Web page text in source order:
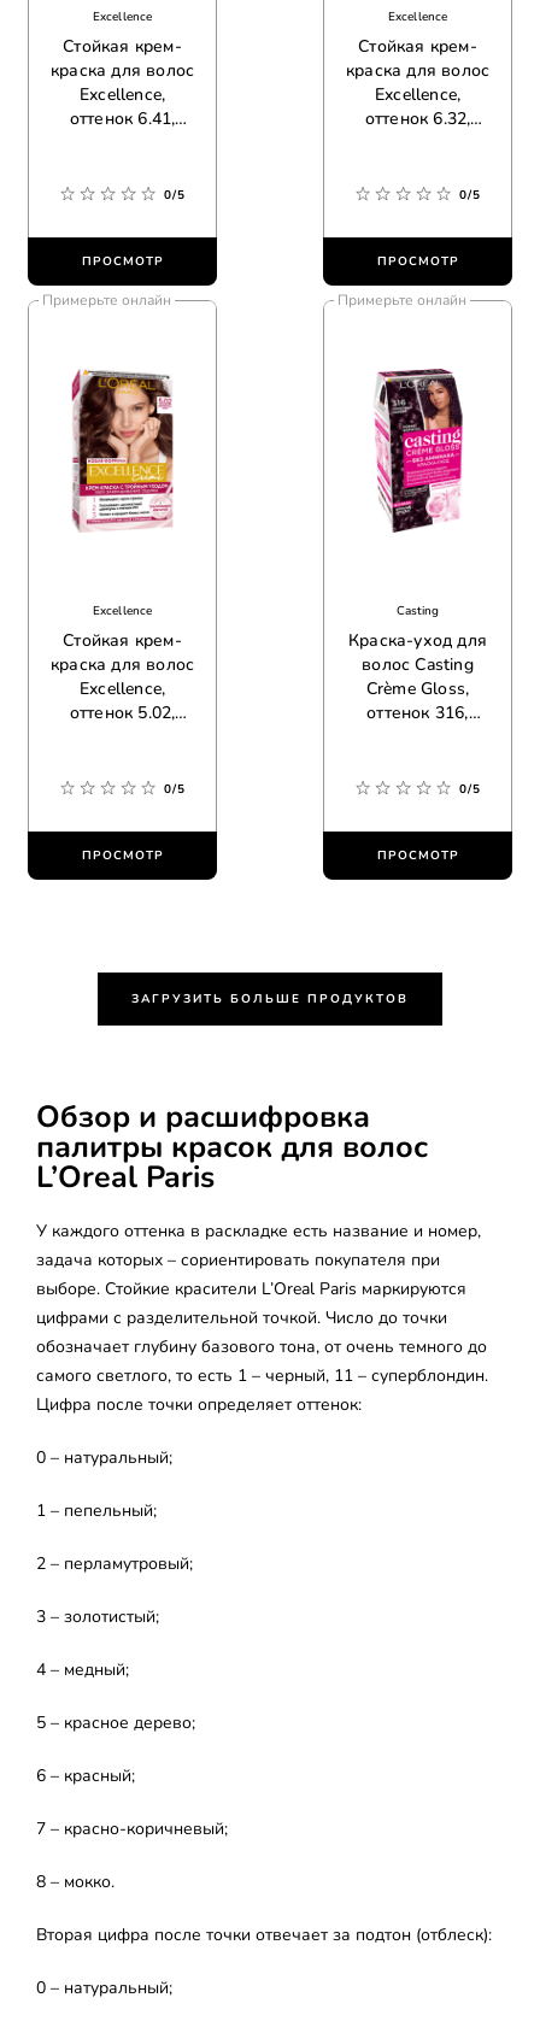
Excellence
Стойкая крем-
краска для волос
Excellence,
оттенок 6.41,
0/5
ПРОСМОТР
Excellence
Стойкая крем-
краска для волос
Excellence,
оттенок 6.32,
0/5
ПРОСМОТР
Примерьте онлайн
Excellence
Стойкая крем-
краска для волос
Excellence,
оттенок 5.02,
0/5
ПРОСМОТР
Примерьте онлайн
Casting
Краска-уход для
волос Casting
Crème Gloss,
оттенок 316,
0/5
ПРОСМОТР
ЗАГРУЗИТЬ БОЛЬШЕ ПРОДУКТОВ
Обзор и расшифровка
палитры красок для волос
L’Oreal Paris
У каждого оттенка в раскладке есть название и номер,
задача которых – сориентировать покупателя при
выборе. Стойкие красители L’Oreal Paris маркируются
цифрами с разделительной точкой. Число до точки
обозначает глубину базового тона, от очень темного до
самого светлого, то есть 1 – черный, 11 – суперблондин.
Цифра после точки определяет оттенок:
0 – натуральный;
1 – пепельный;
2 – перламутровый;
3 – золотистый;
4 – медный;
5 – красное дерево;
6 – красный;
7 – красно-коричневый;
8 – мокко.
Вторая цифра после точки отвечает за подтон (отблеск):
0 – натуральный;